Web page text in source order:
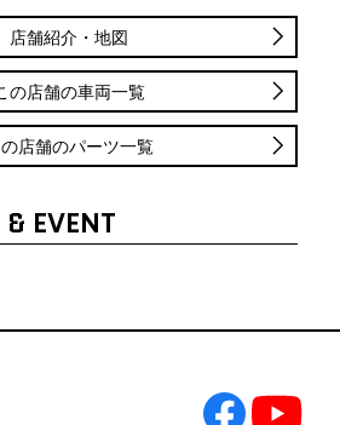
店舗紹介・地図
の店舗の車両一覧
店舗のパーツ一覧
EVENT